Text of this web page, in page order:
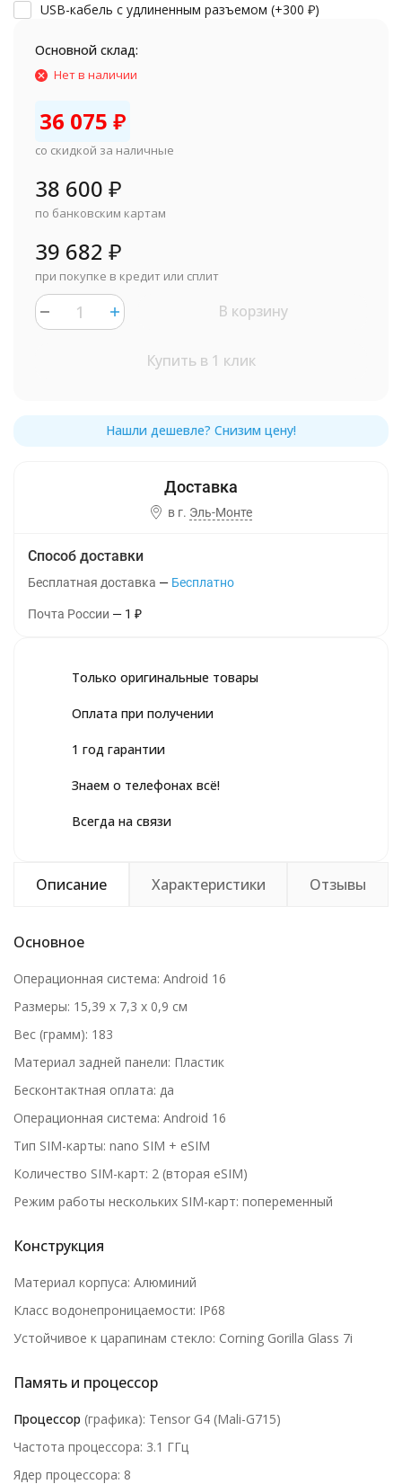
USB-кабель с удлиненным разъемом (+300 ₽)
Основной склад:
Нет в наличии
36 075 ₽
со скидкой за наличные
38 600 ₽
по банковским картам
39 682 ₽
при покупке в кредит или сплит
В корзину
Купить в 1 клик
в г. Эль-Монте
Способ доставки
Бесплатная доставка Бесплатно
Почта России 1 ₽
Только оригинальные товары
Оплата при получении
1 год гарантии
Знаем о телефонах всё!
Всегда на связи
Описание Характеристики Отзывы
Основное
Операционная система: Android 16
Размеры: 15,39 x 7,3 x 0,9 см
Вес (грамм): 183
Материал задней панели: Пластик
Бесконтактная оплата: да
Операционная система: Android 16
Тип SIM-карты: nano SIM + eSIM
Количество SIM-карт: 2 (вторая eSIM)
Режим работы нескольких SIM-карт: попеременный
Конструкция
Материал корпуса: Алюминий
Класс водонепроницаемости: IP68
Устойчивое к царапинам стекло: Corning Gorilla Glass 7i
Память и процессор
Процессор (графика): Tensor G4 (Mali-G715)
Частота процессора: 3.1 ГГц
Ядер процессора: 8